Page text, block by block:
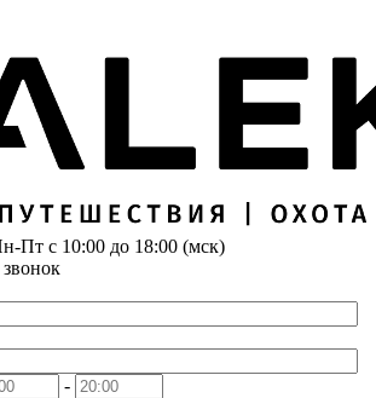
Пт с 10:00 до 18:00 (мск)
-